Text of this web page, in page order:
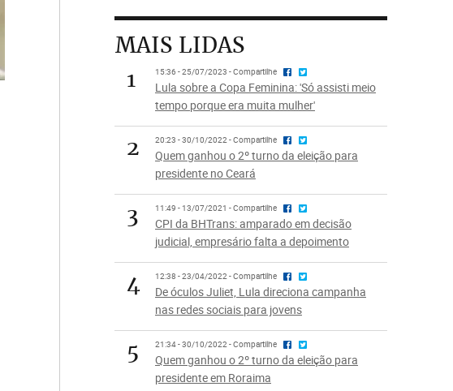
MAIS LIDAS
1
15:36 - 25/07/2023 - Compartilhe
Lula sobre a Copa Feminina: 'Só assisti meio
tempo porque era muita mulher'
2 20:23 - 30/10/2022 - Compartilhe
Quem ganhou o 2º turno da eleição para
presidente no Ceará
3 11:49 - 13/07/2021 - Compartilhe
CPI da BHTrans: amparado em decisão
judicial, empresário falta a depoimento
4 12:38 - 23/04/2022 - Compartilhe
De óculos Juliet, Lula direciona campanha
nas redes sociais para jovens
5 21:34 - 30/10/2022 - Compartilhe
Quem ganhou o 2º turno da eleição para
presidente em Roraima